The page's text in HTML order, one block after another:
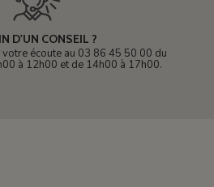
D'UN CONSEIL ?
écoute au 03 86 45 50 00 du
à 12h00 et de 14h00 à 17h00.